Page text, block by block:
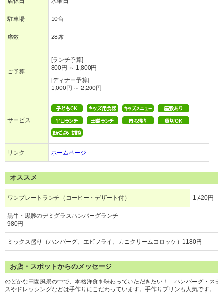
駐車場 10台
席数 28席
ご予算
[ランチ予算]
800円 ～ 1,800円
[ディナー予算]
1,000円 ～ 2,200円
サービス
リンク ホームページ
オススメ
ワンプレートランチ（コーヒー・デザート付） 1,420円
黒牛・黒豚のデミグラスハンバーグランチ
980円
ミックス盛り（ハンバーグ、エビフライ、カニクリームコロッケ）1180円
お店・スポットからのメッセージ
のどかな田園風景の中で、本格洋食を味わっていただきたい！ ハンバーグ・
スやドレッシングなどは手作りにこだわっています。手作りプリンも人気です。